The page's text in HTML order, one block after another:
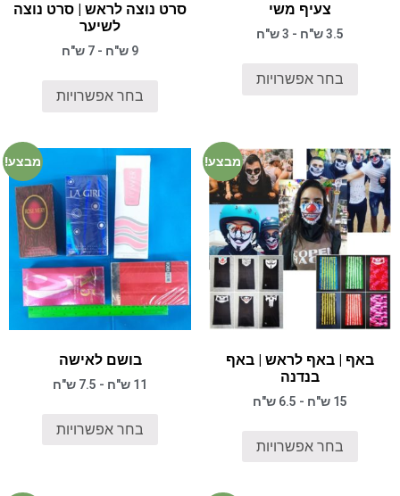
צעיף משי
3.5 ש"ח - 3 ש"ח
בחר אפשרויות
סרט נוצה לראש | סרט נוצה
לשיער
9 ש"ח - 7 ש"ח
בחר אפשרויות
מבצע!
באף | באף לראש | באף
בנדנה
15 ש"ח - 6.5 ש"ח
בחר אפשרויות
מבצע!
בושם לאישה
11 ש"ח - 7.5 ש"ח
בחר אפשרויות